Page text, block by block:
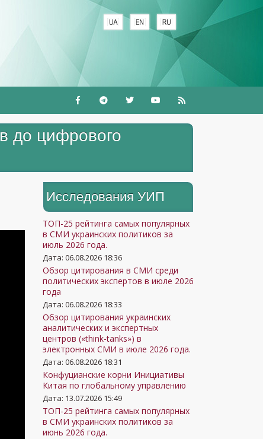
до цифрового
Исследования УИП
ТОП-25 рейтинга самых популярных
в СМИ украинских политиков за
июль 2026 года.
Дата: 06.08.2026 18:36
Обзор цитирования в СМИ среди
политических экспертов в июле 2026
года
Дата: 06.08.2026 18:33
Обзор цитирования украинских
аналитических и экспертных
центров («think-tanks») в
электронных СМИ в июле 2026 года.
Дата: 06.08.2026 18:31
Конфуцианские корни Инициативы
Китая по глобальному управлению
Дата: 13.07.2026 15:49
ТОП-25 рейтинга самых популярных
в СМИ украинских политиков за
июнь 2026 года.